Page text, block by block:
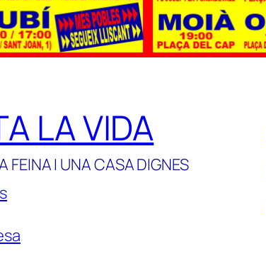
LA VIDA
FEINA I UNA CASA DIGNES